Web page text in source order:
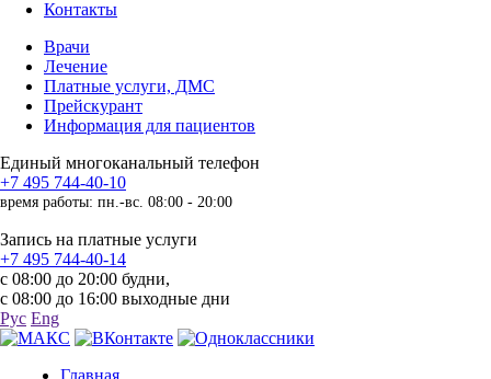
Контакты
Врачи
Лечение
Платные услуги, ДМС
Прейскурант
Информация для пациентов
Единый многоканальный телефон
+7 495 744-40-10
время работы: пн.-вс. 08:00 - 20:00
Запись на платные услуги
+7 495 744-40-14
с 08:00 до 20:00 будни,
с 08:00 до 16:00 выходные дни
Рус Eng
Главная